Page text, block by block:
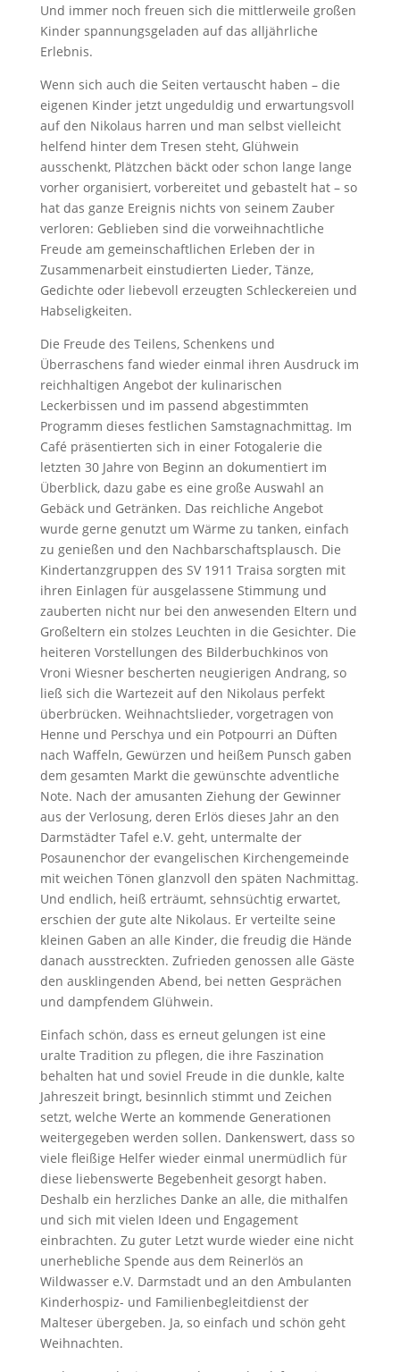
Und immer noch freuen sich die mittlerweile großen
Kinder spannungsgeladen auf das alljährliche
Erlebnis.
Wenn sich auch die Seiten vertauscht haben – die
eigenen Kinder jetzt ungeduldig und erwartungsvoll
auf den Nikolaus harren und man selbst vielleicht
helfend hinter dem Tresen steht, Glühwein
ausschenkt, Plätzchen bäckt oder schon lange lange
vorher organisiert, vorbereitet und gebastelt hat – so
hat das ganze Ereignis nichts von seinem Zauber
verloren: Geblieben sind die vorweihnachtliche
Freude am gemeinschaftlichen Erleben der in
Zusammenarbeit einstudierten Lieder, Tänze,
Gedichte oder liebevoll erzeugten Schleckereien und
Habseligkeiten.
Die Freude des Teilens, Schenkens und
Überraschens fand wieder einmal ihren Ausdruck im
reichhaltigen Angebot der kulinarischen
Leckerbissen und im passend abgestimmten
Programm dieses festlichen Samstagnachmittag. Im
Café präsentierten sich in einer Fotogalerie die
letzten 30 Jahre von Beginn an dokumentiert im
Überblick, dazu gabe es eine große Auswahl an
Gebäck und Getränken. Das reichliche Angebot
wurde gerne genutzt um Wärme zu tanken, einfach
zu genießen und den Nachbarschaftsplausch. Die
Kindertanzgruppen des SV 1911 Traisa sorgten mit
ihren Einlagen für ausgelassene Stimmung und
zauberten nicht nur bei den anwesenden Eltern und
Großeltern ein stolzes Leuchten in die Gesichter. Die
heiteren Vorstellungen des Bilderbuchkinos von
Vroni Wiesner bescherten neugierigen Andrang, so
ließ sich die Wartezeit auf den Nikolaus perfekt
überbrücken. Weihnachtslieder, vorgetragen von
Henne und Perschya und ein Potpourri an Düften
nach Waffeln, Gewürzen und heißem Punsch gaben
dem gesamten Markt die gewünschte adventliche
Note. Nach der amusanten Ziehung der Gewinner
aus der Verlosung, deren Erlös dieses Jahr an den
Darmstädter Tafel e.V. geht, untermalte der
Posaunenchor der evangelischen Kirchengemeinde
mit weichen Tönen glanzvoll den späten Nachmittag.
Und endlich, heiß erträumt, sehnsüchtig erwartet,
erschien der gute alte Nikolaus. Er verteilte seine
kleinen Gaben an alle Kinder, die freudig die Hände
danach ausstreckten. Zufrieden genossen alle Gäste
den ausklingenden Abend, bei netten Gesprächen
und dampfendem Glühwein.
Einfach schön, dass es erneut gelungen ist eine
uralte Tradition zu pflegen, die ihre Faszination
behalten hat und soviel Freude in die dunkle, kalte
Jahreszeit bringt, besinnlich stimmt und Zeichen
setzt, welche Werte an kommende Generationen
weitergegeben werden sollen. Dankenswert, dass so
viele fleißige Helfer wieder einmal unermüdlich für
diese liebenswerte Begebenheit gesorgt haben.
Deshalb ein herzliches Danke an alle, die mithalfen
und sich mit vielen Ideen und Engagement
einbrachten. Zu guter Letzt wurde wieder eine nicht
unerhebliche Spende aus dem Reinerlös an
Wildwasser e.V. Darmstadt und an den Ambulanten
Kinderhospiz- und Familienbegleitdienst der
Malteser übergeben. Ja, so einfach und schön geht
Weihnachten.